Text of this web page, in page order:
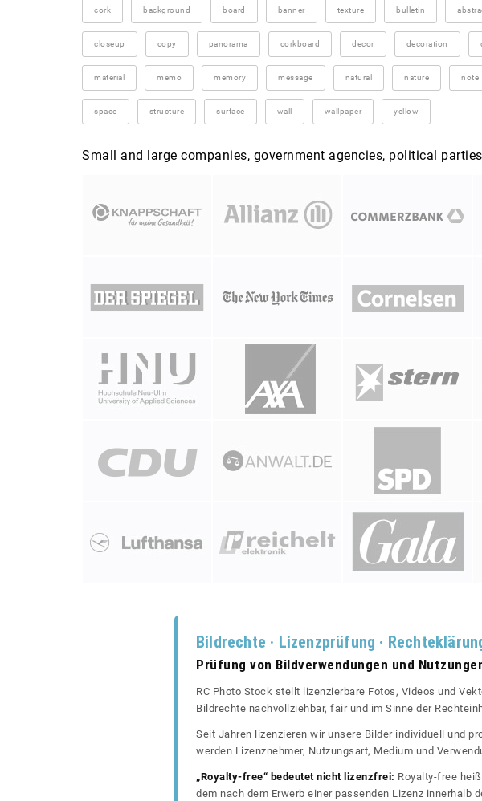
cork background board banner texture bulletin
closeup copy panorama corkboard decor decoration
material memo memory message natural nature note
space structure surface wall wallpaper yellow
Small and large companies, government agencies, political
Bildrechte · Lizenzprüfung ·
Prüfung von Bildverwendungen und
RC Photo Stock stellt lizenzierbare Fotos, Videos und
Bildrechte nachvollziehbar, fair und im Sinne der
Seit Jahren lizenzieren wir unsere Bilder individuell und
werden Lizenznehmer, Nutzungsart, Medium und
„Royalty-free“ bedeutet nicht lizenzfrei: Royalty-free
dem nach dem Erwerb einer passenden Lizenz innerhalb